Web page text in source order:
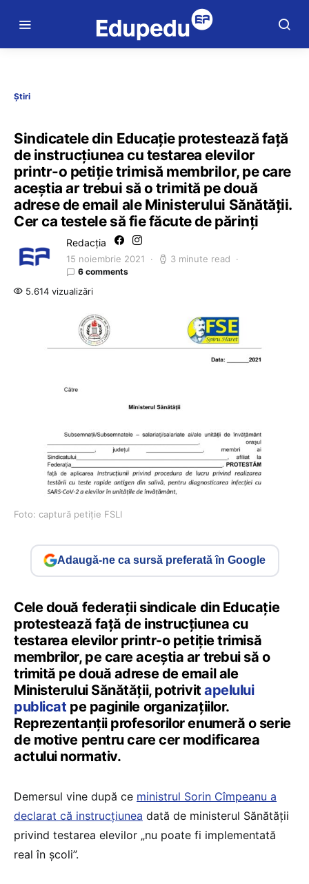
Știri
Sindicatele din Educație protestează față
de instrucțiunea cu testarea elevilor
printr-o petiție trimisă membrilor, pe care
aceștia ar trebui să o trimită pe două
adrese de email ale Ministerului Sănătății.
Cer ca testele să fie făcute de părinți
Redacția
15 noiembrie 2021 3 minute read
6 comments
5.614 vizualizări
Foto: captură petiție FSLI
Adaugă-ne ca sursă preferată în Google
Cele două federații sindicale din Educație
protestează față de instrucțiunea cu
testarea elevilor printr-o petiție trimisă
membrilor, pe care aceștia ar trebui să o
trimită pe două adrese de email ale
Ministerului Sănătății, potrivitapelului
publicat pe paginile organizațiilor.
Reprezentanții profesorilor enumeră o serie
de motive pentru care cer modificarea
actului normativ.
Demersul vine după ce ministrul Sorin Cîmpeanu a
declarat că instrucțiunea dată de ministerul Sănătății
privind testarea elevilor „nu poate fi implementată
real în școli”.